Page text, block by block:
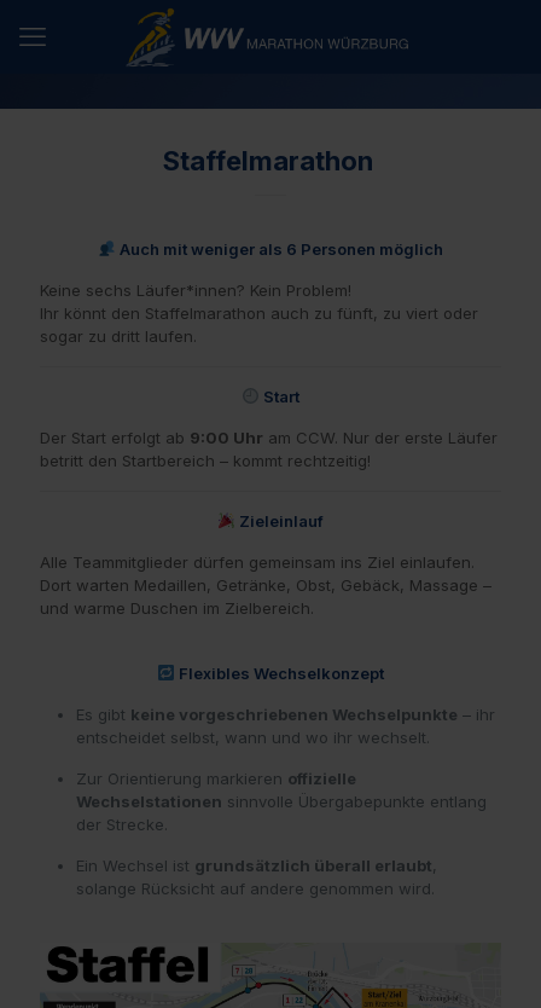
Staffelmarathon
Auch mit weniger als 6 Personen möglich
Keine sechs Läufer*innen? Kein Problem!
Ihr könnt den Staffelmarathon auch zu fünft, zu viert oder
sogar zu dritt laufen.
Start
Der Start erfolgt ab 9:00 Uhr am CCW. Nur der erste Läufer
betritt den Startbereich – kommt rechtzeitig!
Zieleinlauf
Alle Teammitglieder dürfen gemeinsam ins Ziel einlaufen.
Dort warten Medaillen, Getränke, Obst, Gebäck, Massage –
und warme Duschen im Zielbereich.
Flexibles Wechselkonzept
Es gibt keine vorgeschriebenen Wechselpunkte – ihr
entscheidet selbst, wann und wo ihr wechselt.
Zur Orientierung markieren offizielle
Wechselstationen sinnvolle Übergabepunkte entlang
der Strecke.
Ein Wechsel ist grundsätzlich überall erlaubt,
solange Rücksicht auf andere genommen wird.